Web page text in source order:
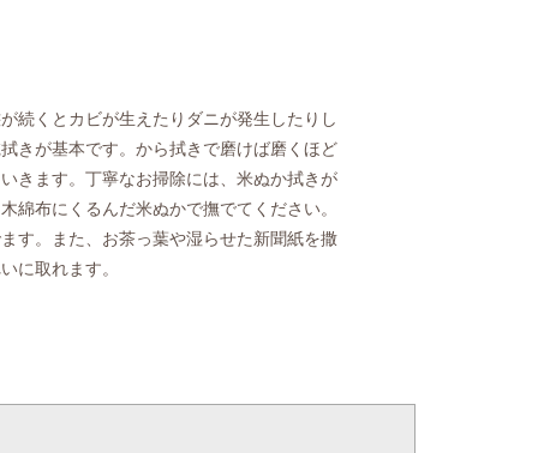
続くとカビが生えたりダニが発生したりし
きが基本です。から拭きで磨けば磨くほど
きます。丁寧なお掃除には、米ぬか拭きが
綿布にくるんだ米ぬかで撫でてください。
す。また、お茶っ葉や湿らせた新聞紙を撒
に取れます。